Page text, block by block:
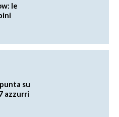
le
su
azzurri